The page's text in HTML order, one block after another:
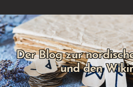
Der Blog zur
und den